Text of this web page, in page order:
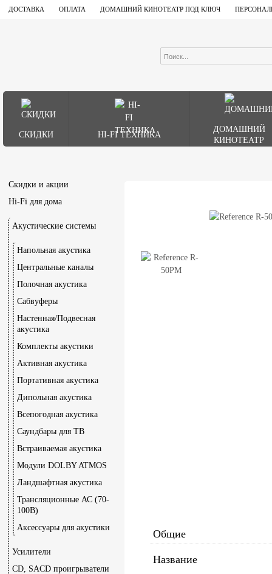
ДОСТАВКА ОПЛАТА ДОМАШНИЙ КИНОТЕАТР ПОД КЛЮЧ
СКИДКИ HI-FI ТЕХНИКА
ДОМАШНИЙ
КИНОТЕАТР
Скидки и акции
Hi-Fi для дома
Акустические системы
Напольная акустика
Центральные каналы
Полочная акустика
Сабвуферы
Настенная/Подвесная
акустика
Комплекты акустики
Активная акустика
Портативная акустика
Дипольная акустика
Всепогодная акустика
Саундбары для ТВ
Встраиваемая акустика
Модули DOLBY ATMOS
Ландшафтная акустика
Трансляционные АС (70-
100В)
Аксессуары для акустики
Усилители
CD, SACD проигрыватели
Общие
Название